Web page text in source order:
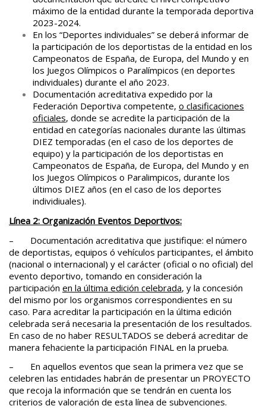
máximo de la entidad durante la temporada deportiva
2023-2024.
En los “Deportes individuales” se deberá informar de
la participación de los deportistas de la entidad en los
Campeonatos de España, de Europa, del Mundo y en
los Juegos Olímpicos o Paralímpicos (en deportes
individuales) durante el año 2023.
Documentación acreditativa expedido por la
Federación Deportiva competente, o clasificaciones
oficiales, donde se acredite la participación de la
entidad en categorías nacionales durante las últimas
DIEZ temporadas (en el caso de los deportes de
equipo) y la participación de los deportistas en
Campeonatos de España, de Europa, del Mundo y en
los Juegos Olímpicos o Paralimpicos, durante los
últimos DIEZ años (en el caso de los deportes
individiuales).
Línea 2: Organización Eventos Deportivos:
– Documentación acreditativa que justifique: el número
de deportistas, equipos ó vehículos participantes, el ámbito
(nacional o internacional) y el carácter (oficial o no oficial) del
evento deportivo, tomando en consideración la
participación en la última edición celebrada, y la concesión
del mismo por los organismos correspondientes en su
caso. Para acreditar la participación en la última edición
celebrada será necesaria la presentación de los resultados.
En caso de no haber RESULTADOS se deberá acreditar de
manera fehaciente la participación FINAL en la prueba.
– En aquellos eventos que sean la primera vez que se
celebren las entidades habrán de presentar un PROYECTO
que recoja la información que se tendrán en cuenta los
criterios de valoración de esta línea de subvenciones.